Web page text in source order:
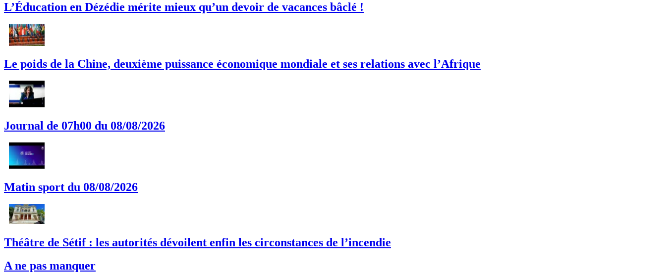
L’Éducation en Dézédie mérite mieux qu’un devoir de vacances bâclé !
Le poids de la Chine, deuxième puissance économique mondiale et ses relations avec l’Afrique
Journal de 07h00 du 08/08/2026
Matin sport du 08/08/2026
Théâtre de Sétif : les autorités dévoilent enfin les circonstances de l’incendie
A ne pas manquer